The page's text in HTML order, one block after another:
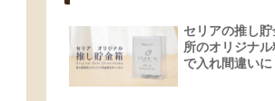
セリアの推し
所のオリジナ
で入れ間違いに